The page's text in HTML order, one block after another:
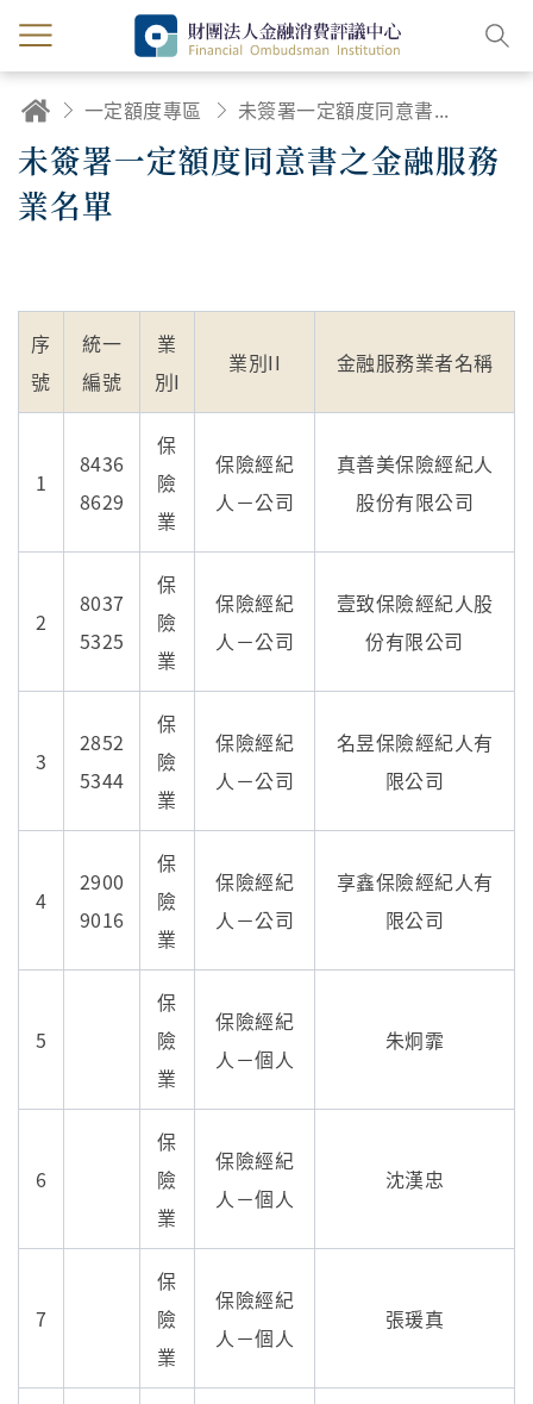
一定額度專區 未簽署一定額度同意書之金融服務業名單
未簽署一定額度同意書之金融服務
業名單
序
號
統一
編號
業
別I
業別II 金融服務業者名稱
1
8436
8629
保
險
業
保險經紀
人－公司
真善美保險經紀人
股份有限公司
2
8037
5325
保
險
業
保險經紀
人－公司
壹致保險經紀人股
份有限公司
3
2852
5344
保
險
業
保險經紀
人－公司
名昱保險經紀人有
限公司
4
2900
9016
保
險
業
保險經紀
人－公司
享鑫保險經紀人有
限公司
5
保
險
業
保險經紀
人－個人
朱炯霏
6
保
險
業
保險經紀
人－個人
沈漢忠
7
保
險
業
保險經紀
人－個人
張瑗真